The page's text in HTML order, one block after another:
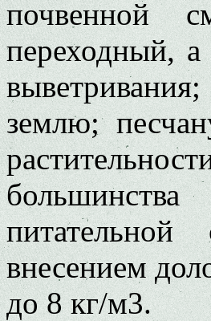
почвенной
переходный,
землю;
внесением
до 8 кг/м3.